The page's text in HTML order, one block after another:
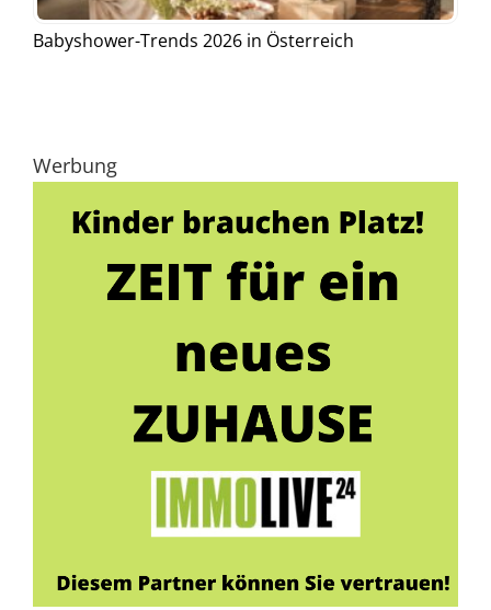
Babyshower-Trends 2026 in Österreich
Werbung